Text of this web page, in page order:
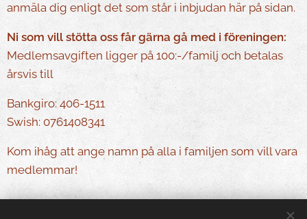
anmäla dig enligt det som står i inbjudan här på sidan.
Ni som vill stötta oss får gärna gå med i föreningen:
Medlemsavgiften ligger på 100:-/familj och betalas
årsvis till
Bankgiro: 406-1511
Swish: 0761408341
Kom ihåg att ange namn på alla i familjen som vill vara
medlemmar!